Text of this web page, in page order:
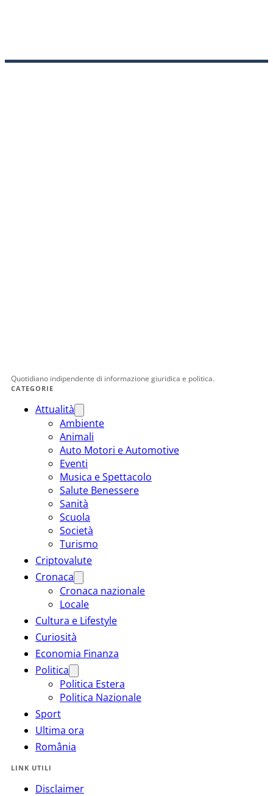
Quotidiano indipendente di informazione giuridica e politica.
CATEGORIE
Attualità
Ambiente
Animali
Auto Motori e Automotive
Eventi
Musica e Spettacolo
Salute Benessere
Sanità
Scuola
Società
Turismo
Criptovalute
Cronaca
Cronaca nazionale
Locale
Cultura e Lifestyle
Curiosità
Economia Finanza
Politica
Politica Estera
Politica Nazionale
Sport
Ultima ora
România
LINK UTILI
Disclaimer